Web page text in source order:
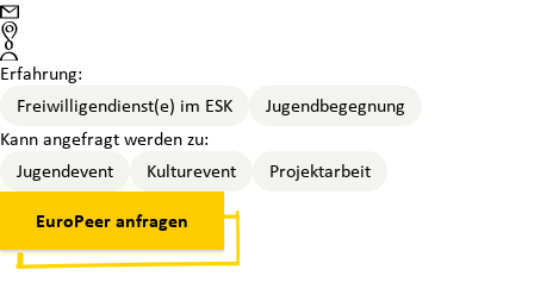
Email
Standort
Erfahrung:
Freiwilligendienst(e) im ESK
Jugendbegegnung
Kann angefragt werden zu:
Jugendevent
Kulturevent Projektarbeit
EuroPeer anfragen